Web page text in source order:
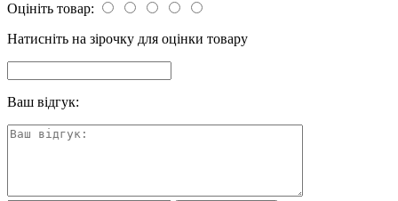
Оцініть товар:
Натисніть на зірочку для оцінки товару
Ваш відгук: